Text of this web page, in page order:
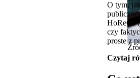
O tym,
HoReCa
czy
proste z
Czytaj